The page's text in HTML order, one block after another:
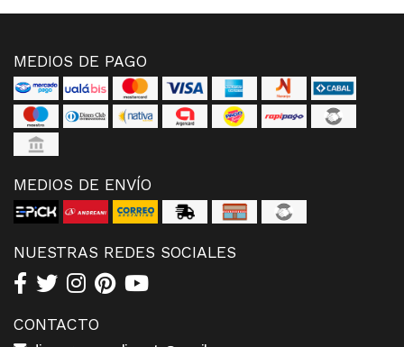
MEDIOS DE PAGO
MEDIOS DE ENVÍO
NUESTRAS REDES SOCIALES
CONTACTO